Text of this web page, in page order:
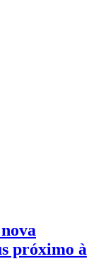
próximo à